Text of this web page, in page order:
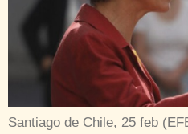
Santiago de Chile, 25 feb